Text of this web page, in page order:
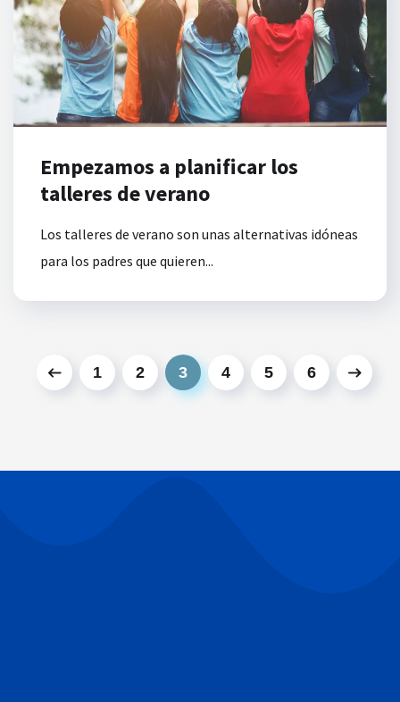
Empezamos a planificar los
talleres de verano
Los talleres de verano son unas alternativas idóneas
para los padres que quieren...
1 2 3 4 5 6